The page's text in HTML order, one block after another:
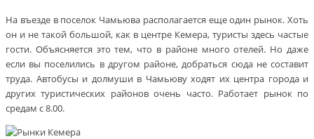
На въезде в поселок Чамьюва располагается еще один рынок. Хоть
он и не такой большой, как в центре Кемера, туристы здесь частые
гости. Объясняется это тем, что в районе много отелей. Но даже
если вы поселились в другом районе, добраться сюда не составит
труда. Автобусы и долмуши в Чамьюву ходят их центра города и
других туристических районов очень часто. Работает рынок по
средам с 8.00.